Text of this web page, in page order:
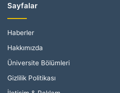
Sayfalar
Haberler
Hakkımızda
Üniversite Bölümleri
Gizlilik Politikası